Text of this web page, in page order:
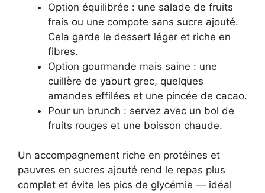
Option équilibrée : une salade de fruits
frais ou une compote sans sucre ajouté.
Cela garde le dessert léger et riche en
fibres.
Option gourmande mais saine : une
cuillère de yaourt grec, quelques
amandes effilées et une pincée de cacao.
Pour un brunch : servez avec un bol de
fruits rouges et une boisson chaude.
Un accompagnement riche en protéines et
pauvres en sucres ajouté rend le repas plus
complet et évite les pics de glycémie — idéal